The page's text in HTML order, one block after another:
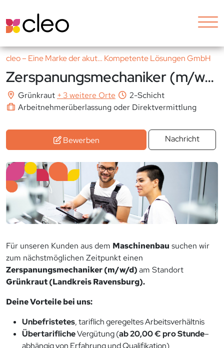
cleo – Eine Marke der akut… Kompetente Lösungen GmbH
Zerspanungsmechaniker (m/w/d)
Grünkraut +3 weitere Orte
2-Schicht
Arbeitnehmerüberlassung oder Direktvermittlung
Bewerben Nachricht
Für unseren Kunden aus dem Maschinenbau suchen wir
zum nächstmöglichen Zeitpunkt einen
Zerspanungsmechaniker (m/w/d)am Standort
Grünkraut (Landkreis Ravensburg).
Deine Vorteile bei uns:
Unbefristetes, tariflich geregeltes Arbeitsverhältnis
ÜbertariflicheVergütung (ab 20,00 € pro Stunde–
abhängig von Erfahrung und Qualifikation)